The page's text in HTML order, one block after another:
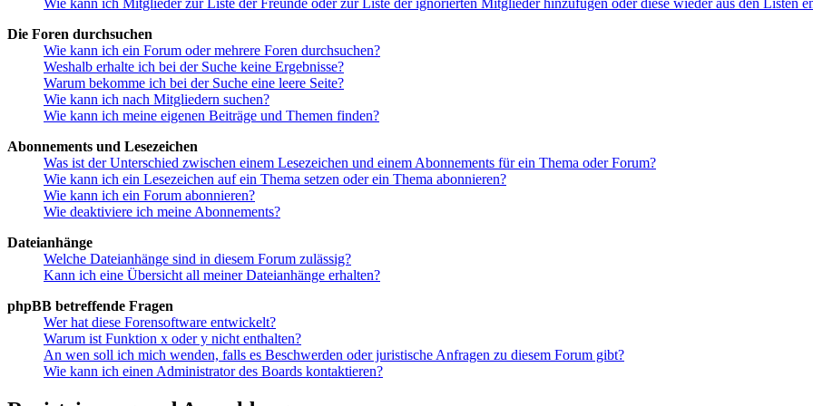
Die Foren durchsuchen
Wie kann ich ein Forum oder mehrere Foren durchsuchen?
Weshalb erhalte ich bei der Suche keine Ergebnisse?
Warum bekomme ich bei der Suche eine leere Seite?
Wie kann ich nach Mitgliedern suchen?
Wie kann ich meine eigenen Beiträge und Themen finden?
Abonnements und Lesezeichen
Was ist der Unterschied zwischen einem Lesezeichen und einem Abonnements für ein Thema oder Forum?
Wie kann ich ein Lesezeichen auf ein Thema setzen oder ein Thema abonnieren?
Wie kann ich ein Forum abonnieren?
Wie deaktiviere ich meine Abonnements?
Dateianhänge
Welche Dateianhänge sind in diesem Forum zulässig?
Kann ich eine Übersicht all meiner Dateianhänge erhalten?
phpBB betreffende Fragen
Wer hat diese Forensoftware entwickelt?
Warum ist Funktion x oder y nicht enthalten?
An wen soll ich mich wenden, falls es Beschwerden oder juristische Anfragen zu diesem Forum gibt?
Wie kann ich einen Administrator des Boards kontaktieren?